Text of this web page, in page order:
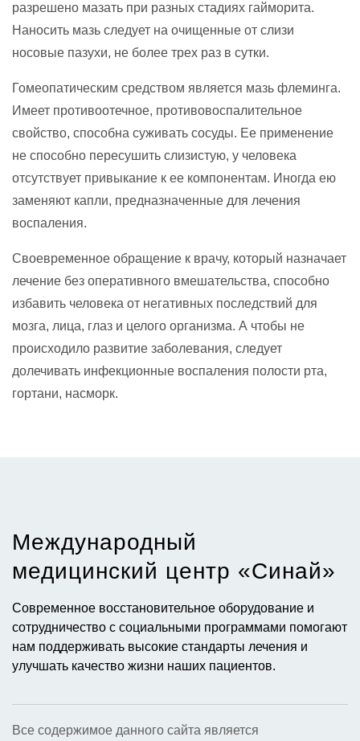
разрешено мазать при разных стадиях гайморита.
Наносить мазь следует на очищенные от слизи
носовые пазухи, не более трех раз в сутки.
Гомеопатическим средством является мазь флеминга.
Имеет противоотечное, противовоспалительное
свойство, способна суживать сосуды. Ее применение
не способно пересушить слизистую, у человека
отсутствует привыкание к ее компонентам. Иногда ею
заменяют капли, предназначенные для лечения
воспаления.
Своевременное обращение к врачу, который назначает
лечение без оперативного вмешательства, способно
избавить человека от негативных последствий для
мозга, лица, глаз и целого организма. А чтобы не
происходило развитие заболевания, следует
долечивать инфекционные воспаления полости рта,
гортани, насморк.
Международный
медицинский центр «Синай»​
Современное восстановительное оборудование и
сотрудничество с социальными программами помогают
нам поддерживать высокие стандарты лечения и
улучшать качество жизни наших пациентов.
Все содержимое данного сайта является